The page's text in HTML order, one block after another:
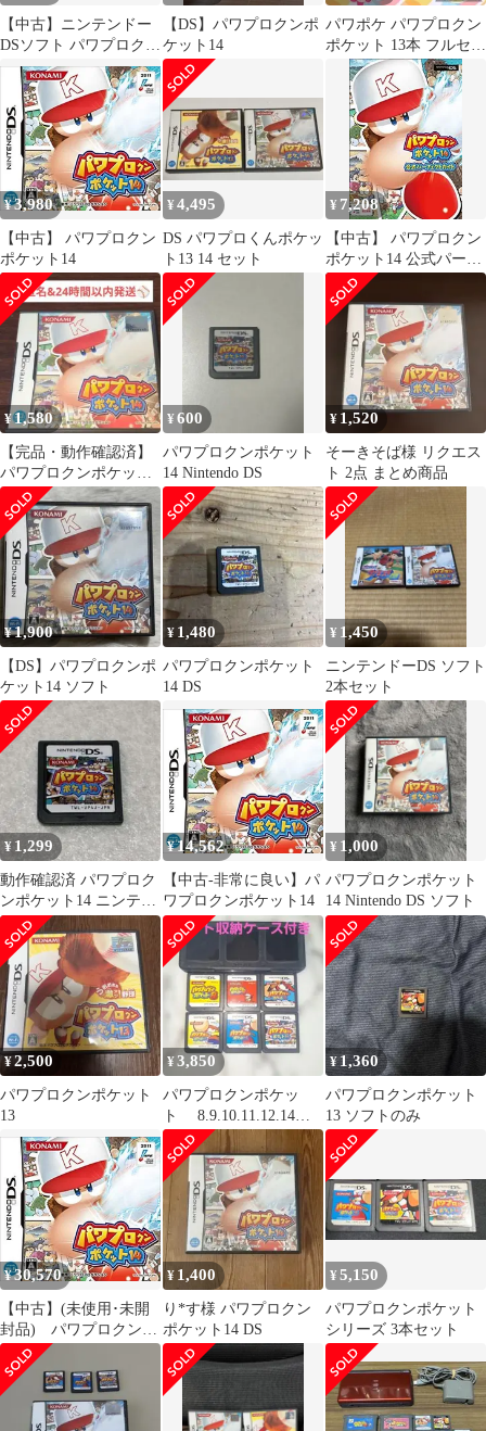
【中古】ニンテンドー
DSソフト パワプロクン
ポケット14
【DS】パワプロクンポ
ケット14
パワポケ パワプロクン
ポケット 13本 フルセッ
ト 動作確認済 動作不良
対応あり
¥3,980
【中古】 パワプロクン
ポケット14
¥4,495
DS パワプロくんポケッ
ト13 14 セット
¥ 7,208
【中古】 パワプロクン
ポケット14 公式パーフ
ェクトガイド (ファミ
通の攻略本)
¥1,580
【完品・動作確認済】
パワプロクンポケット
14 DS ソフト コナミ
¥600
パワプロクンポケット
14 Nintendo DS
¥ 1,520
そーきそば様 リクエス
ト 2点 まとめ商品
¥1,900
【DS】パワプロクンポ
ケット14 ソフト
¥ 1,480
パワプロクンポケット
14 DS
¥ 1,450
ニンテンドーDS ソフト
2本セット
¥ 1,299
動作確認済 パワプロク
ンポケット14 ニンテン
ドーDS
¥14,562
【中古-非常に良い】パ
ワプロクンポケット14
¥ 1,000
パワプロクンポケット
14 Nintendo DS ソフト
¥2,500
パワプロクンポケット
13
¥3,850
パワプロクンポケッ
ト 8.9.10.11.12.14 6
点まとめ売り
¥1,360
パワプロクンポケット
13 ソフトのみ
¥30,570
【中古】(未使用･未開
封品) パワプロクンポ
ケット14 7z28pnb
¥ 1,400
り*す様 パワプロクン
ポケット14 DS
¥5,150
パワプロクンポケット
シリーズ 3本セット